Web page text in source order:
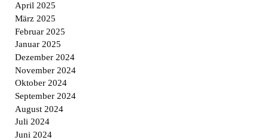
April 2025
März 2025
Februar 2025
Januar 2025
Dezember 2024
November 2024
Oktober 2024
September 2024
August 2024
Juli 2024
Juni 2024